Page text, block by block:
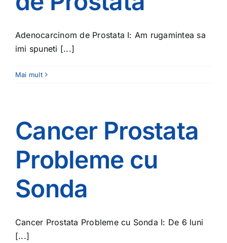
Adenocarcinom de Prostata I: Am rugamintea sa
imi spuneti [...]
Mai mult
Cancer Prostata
Probleme cu
Sonda
Cancer Prostata Probleme cu Sonda I: De 6 luni
[...]